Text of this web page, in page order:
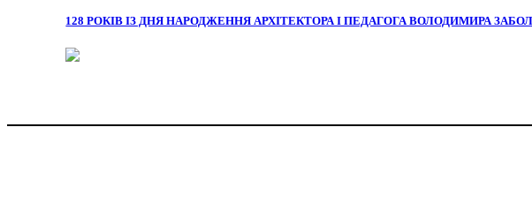
128 РОКІВ ІЗ ДНЯ НАРОДЖЕННЯ АРХІТЕКТОРА І ПЕДАГОГА ВОЛОДИМИРА